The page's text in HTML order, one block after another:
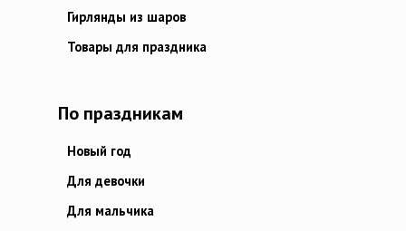
Гирлянды из шаров
Товары для праздника
По праздникам
Новый год
Для девочки
Для мальчика